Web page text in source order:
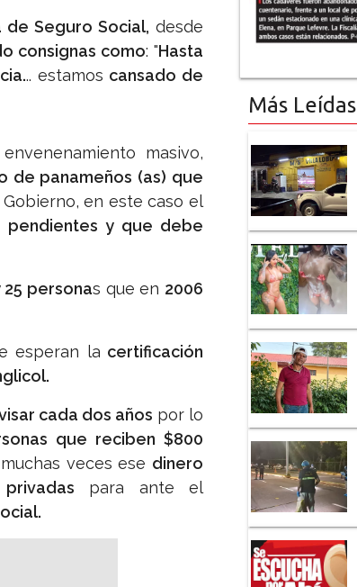
de Seguro Social, desde
consignas como: "Hasta
.. estamos cansado de
masivo,
de panameños (as) que
en este caso el
pendientes y que debe
personas que en 2006
esperan la certificación
cada dos años por lo
que reciben $800
veces ese dinero
para ante el
Más Leídas